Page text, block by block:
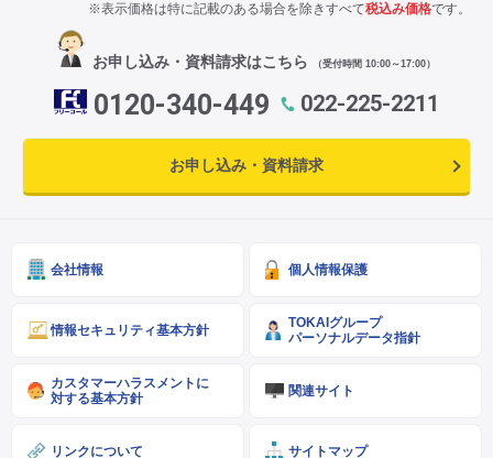
※表示価格は特に記載のある場合を除きすべて税込み価格です。
お申し込み・資料請求はこちら （受付時間 10:00～17:00）
0120-340-449 022-225-2211
お申し込み・資料請求
会社情報 個人情報保護
情報セキュリティ基本方針
TOKAIグループ
パーソナルデータ指針
カスタマーハラスメントに
対する基本方針
関連サイト
リンクについて サイトマップ